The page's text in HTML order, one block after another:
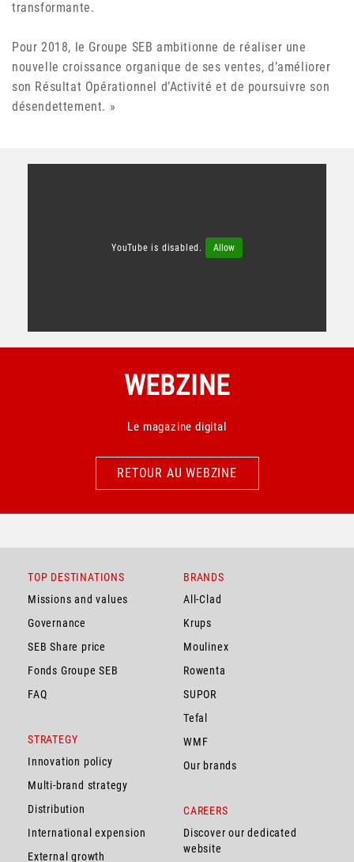
transformante.
Pour 2018, le Groupe SEB ambitionne de réaliser une
nouvelle croissance organique de ses ventes, d’améliorer
son Résultat Opérationnel d’Activité et de poursuivre son
désendettement. »
YouTube is disabled. Allow
WEBZINE
Le magazine digital
RETOUR AU WEBZINE
RETOUR AU WEBZINE
TOP DESTINATIONS
Missions and values
Governance
SEB Share price
Fonds Groupe SEB
FAQ
STRATEGY
Innovation policy
Multi-brand strategy
Distribution
International expension
External growth
BRANDS
All-Clad
Krups
Moulinex
Rowenta
SUPOR
Tefal
WMF
Our brands
CAREERS
Discover our dedicated
website